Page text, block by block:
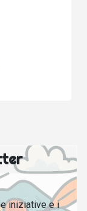
iniziative e i